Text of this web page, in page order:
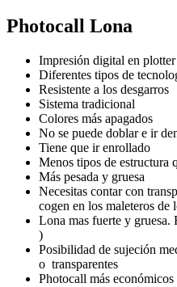
Photocall Lona
Impresión digital en plotter
Diferentes tipos de
Resistente a los desgarros
Sistema tradicional
Colores más apagados
No se puede doblar e ir
Tiene que ir enrollado
Menos tipos de estructura
Más pesada y gruesa
Necesitas contar con
cogen en los maleteros de
Lona mas fuerte y gruesa.
)
Posibilidad de sujeción
o transparentes
Photocall más económicos